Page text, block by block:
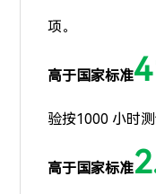
项。
高于国家标准
验按1000 小时
高于国家标准